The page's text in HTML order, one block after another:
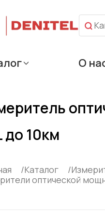
О
до 10км
Каталог
оптической